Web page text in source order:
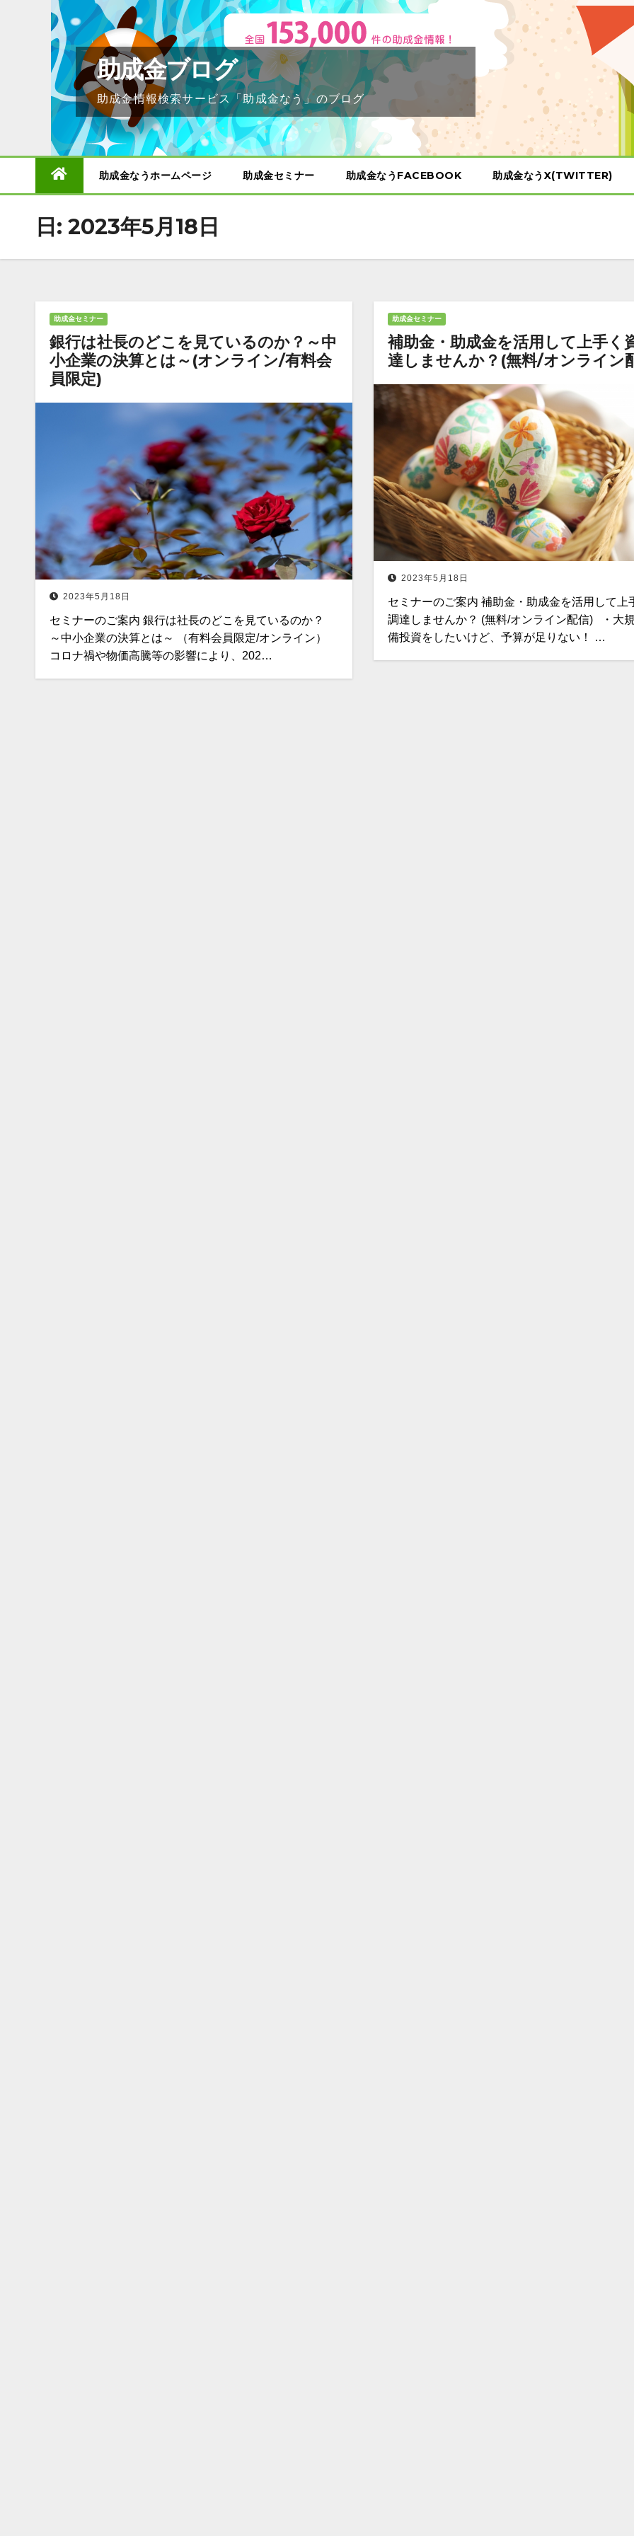
助成金ブログ
助成金情報検索サービス「助成金なう」のブログ
助成金なうホームページ 助成金セミナー 助成金なうFACEBOOK 助成金なうX(TWITTER)
日: 2023年5月18日
助成金セミナー
銀行は社長のどこを見ているのか？～中
小企業の決算とは～(オンライン/有料会
員限定)
2023年5月18日
セミナーのご案内 銀行は社長のどこを見ているのか？
～中小企業の決算とは～ （有料会員限定/オンライン）
コロナ禍や物価高騰等の影響により、202…
助成金セミナー
補助金・助成金を活用して上手く
達しませんか？(無料/オンライン
2023年5月18日
セミナーのご案内 補助金・助成金を活用して上
調達しませんか？ (無料/オンライン配信) ・大
備投資をしたいけど、予算が足りない！ …